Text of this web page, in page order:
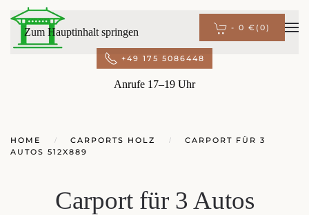
Zum Hauptinhalt springen - 0 € (0)
+49 175 5086448
Anrufe 17–19 Uhr
HOME CARPORTS HOLZ
CARPORT FÜR 3
AUTOS 512X889
Carport für 3 Autos